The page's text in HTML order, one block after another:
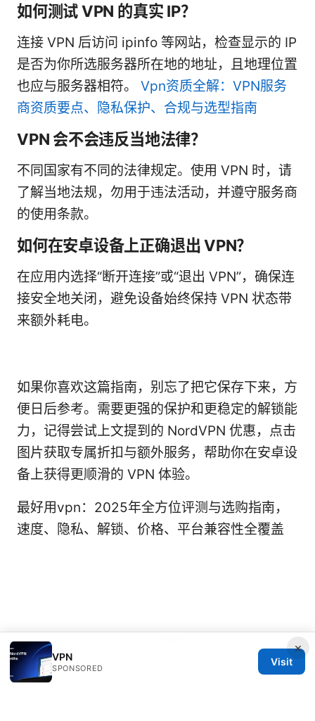
如何测试 VPN 的真实 IP？
连接 VPN 后访问 ipinfo 等网站，检查显示的 IP
是否为你所选服务器所在地的地址，且地理位置
也应与服务器相符。 Vpn资质全解：VPN服务
商资质要点、隐私保护、合规与选型指南
VPN 会不会违反当地法律？
不同国家有不同的法律规定。使用 VPN 时，请
了解当地法规，勿用于违法活动，并遵守服务商
的使用条款。
如何在安卓设备上正确退出 VPN？
在应用内选择“断开连接”或“退出 VPN”，确保连
接安全地关闭，避免设备始终保持 VPN 状态带
来额外耗电。
如果你喜欢这篇指南，别忘了把它保存下来，方
便日后参考。需要更强的保护和更稳定的解锁能
力，记得尝试上文提到的 NordVPN 优惠，点击
图片获取专属折扣与额外服务，帮助你在安卓设
备上获得更顺滑的 VPN 体验。
最好用vpn：2025年全方位评测与选购指南，
速度、隐私、解锁、价格、平台兼容性全覆盖
×
VPN
SPONSORED
Visit